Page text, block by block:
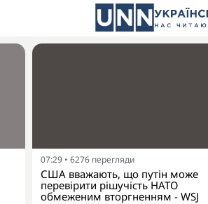
07:29 • 6276 перегляди
США вважають, що путін може
перевірити рішучість НАТО
обмеженим вторгненням - WSJ